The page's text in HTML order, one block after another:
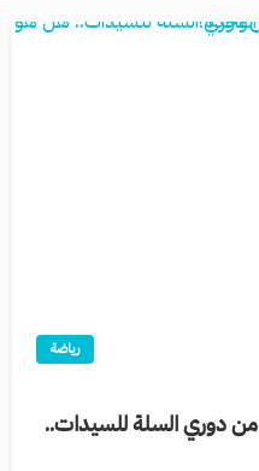
رياضة
من سيظفر بلقب النسخة الـ41 من دوري السلة للسيدات..